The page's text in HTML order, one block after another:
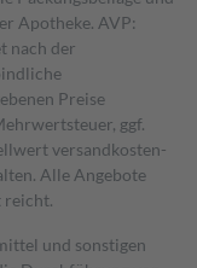
Apotheke. AVP:
nach der
Preise
ggf.
versand­kosten­
Alle Angebote
reicht.
und sonstigen